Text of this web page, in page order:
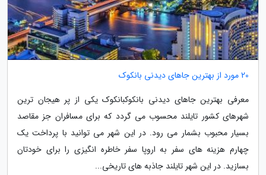
20 مورد از بهترین جاهای دیدنی بانکوک
معرفی بهترین جاهای دیدنی بانکوکبانکوک یکی از پر هیجان ترین
شهرهای کشور تایلند محسوب می گردد که برای مسافران جز مقاصد
بسیار محبوب بشمار می رود. در این شهر می توانید با پرداخت یک
چهارم هزینه های سفر به اروپا سفر خاطره انگیزی را برای خودتان
بسازید. در این شهر تایلند جاذبه های تاریخی...